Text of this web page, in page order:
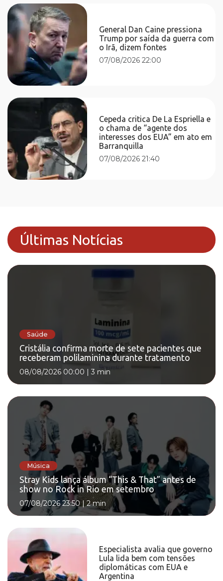
General Dan Caine pressiona
Trump por saída da guerra com
o Irã, dizem fontes
07/08/2026 22:00
Cepeda critica De La Espriella e
o chama de “agente dos
interesses dos EUA” em ato em
Barranquilla
07/08/2026 21:40
Últimas Notícias
Saúde
Cristália confirma morte de sete pacientes que
receberam polilaminina durante tratamento
08/08/2026 00:00 | 3 min
Música
Stray Kids lança álbum “This & That” antes de
show no Rock in Rio em setembro
07/08/2026 23:50|2 min
Especialista avalia que governo
Lula lida bem com tensões
diplomáticas com EUA e
Argentina